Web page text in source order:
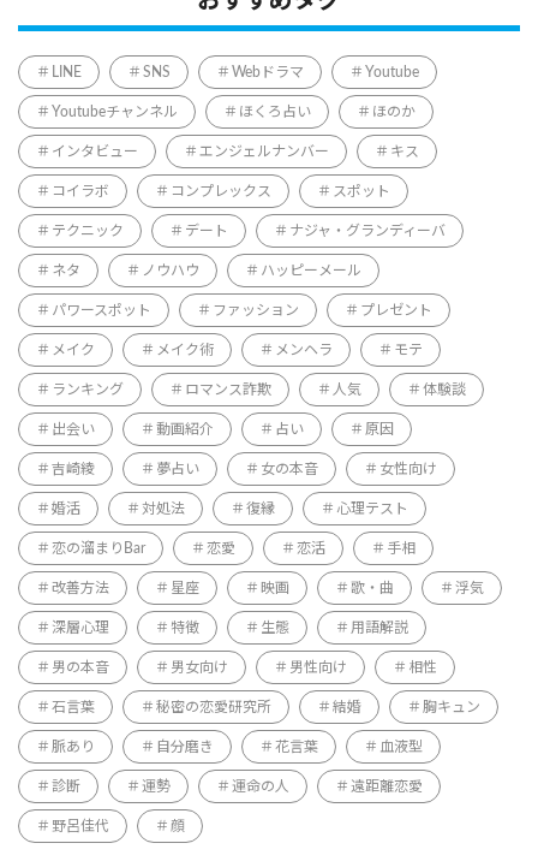
LINE SNS Webドラマ Youtube
Youtubeチャンネル ほくろ占い ほのか
インタビュー エンジェルナンバー キス
コイラボ コンプレックス スポット
テクニック デート ナジャ・グランディーバ
ネタ ノウハウ ハッピーメール
パワースポット ファッション プレゼント
メイク メイク術 メンヘラ モテ
ランキング ロマンス詐欺 人気 体験談
出会い 動画紹介 占い 原因
吉崎綾 夢占い 女の本音 女性向け
婚活 対処法 復縁 心理テスト
恋の溜まりBar 恋愛 恋活 手相
改善方法 星座 映画 歌・曲 浮気
深層心理 特徴 生態 用語解説
男の本音 男女向け 男性向け 相性
石言葉 秘密の恋愛研究所 結婚 胸キュン
脈あり 自分磨き 花言葉 血液型
診断 運勢 運命の人 遠距離恋愛
野呂佳代 顔